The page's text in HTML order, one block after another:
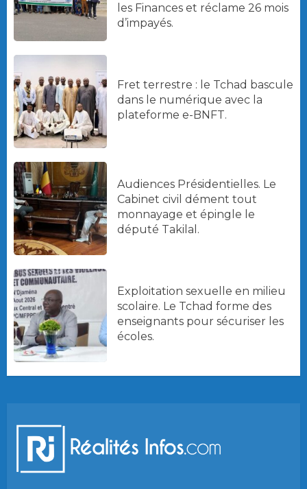
les Finances et réclame 26 mois
d’impayés.
Fret terrestre : le Tchad bascule
dans le numérique avec la
plateforme e-BNFT.
Audiences Présidentielles. Le
Cabinet civil dément tout
monnayage et épingle le
député Takilal.
Exploitation sexuelle en milieu
scolaire. Le Tchad forme des
enseignants pour sécuriser les
écoles.